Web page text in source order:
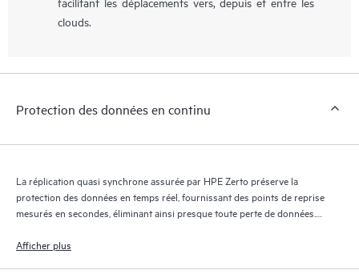
clouds.
Protection des données en continu
La réplication quasi synchrone assurée par HPE Zerto préserve la
protection des données en temps réel, fournissant des points de reprise
mesurés en secondes, éliminant ainsi presque toute perte de données.
reprise pendant 30 jours maximum, offrant une reprise granulaire et
Afficher plus